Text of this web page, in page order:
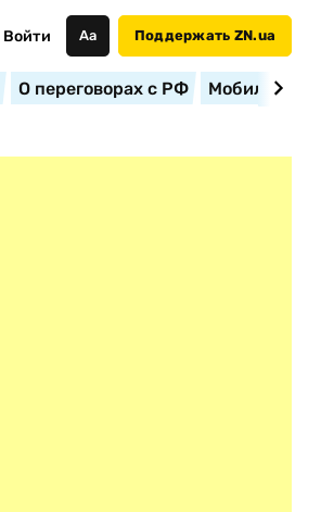
Войти Аа Поддержать ZN.ua
О переговорах с РФ